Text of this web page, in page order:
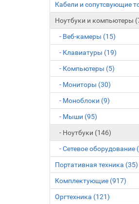
Кабели и сопутсвующие
Ноутбуки и компьютеры
- Веб-камеры (15)
- Клавиатуры (19)
- Компьютеры (5)
- Мониторы (30)
- Моноблоки (9)
- Мыши (95)
- Ноутбуки (146)
- Сетевое оборудование
Портативная техника (35)
Комплектующие (917)
Оргтехника (121)